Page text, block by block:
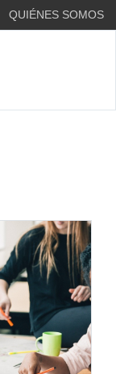
QUIÉNES SOMOS